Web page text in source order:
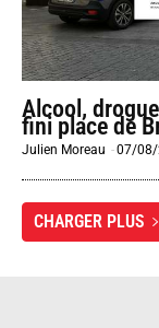
Alcool,
fini place de
Julien Moreau -07/
CHARGER PLUS